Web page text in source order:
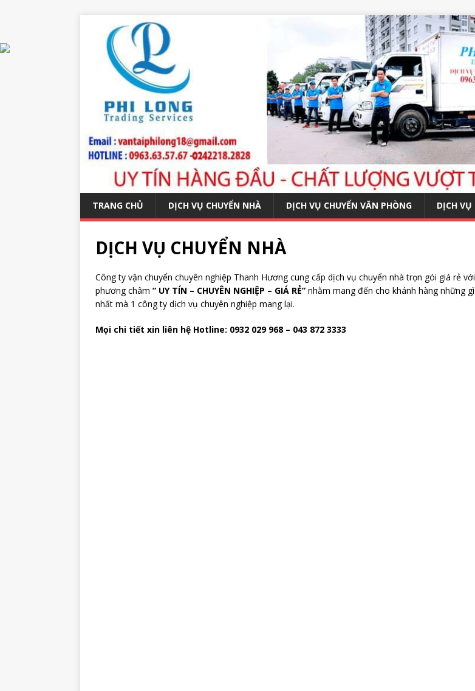
TRANG CHỦ DỊCH VỤ CHUYỂN NHÀ DỊCH VỤ CHUYỂN VĂN PHÒNG DỊCH
DỊCH VỤ CHUYỂN NHÀ
Công ty vận chuyển chuyên nghiệp Thanh Hương cung cấp dịch vụ chuyển nhà trọn gói giá rẻ với
phương châm ” UY TÍN – CHUYÊN NGHIỆP – GIÁ RẺ” nhằm mang đến cho khánh hàng những
nhất mà 1 công ty dịch vụ chuyên nghiệp mang lại.
Mọi chi tiết xin liên hệ Hotline: 0932 029 968 – 043 872 3333